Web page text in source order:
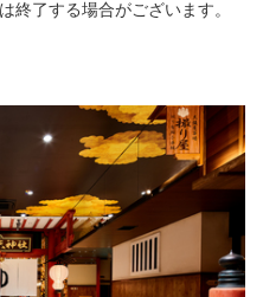
終了する場合がございます。